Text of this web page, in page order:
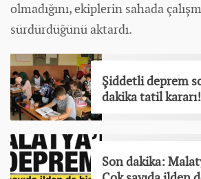
olmadığını, ekiplerin sahada
sürdürdüğünü aktardı.
Şiddetli deprem
dakika tatil kararı!
Son dakika: